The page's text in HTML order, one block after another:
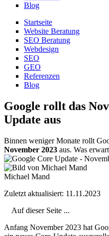
Blog
Startseite
Website Beratung
SEO Beratung
Webdesign
SEO
GEO
Referenzen
Blog
Google rollt das
Update aus
Binnen weniger Monate rollt
November 2023 aus. Was
Michael Mand
Zuletzt aktualisiert: 11.11.2023
Auf dieser Seite ...
Anfang November 2023 hat